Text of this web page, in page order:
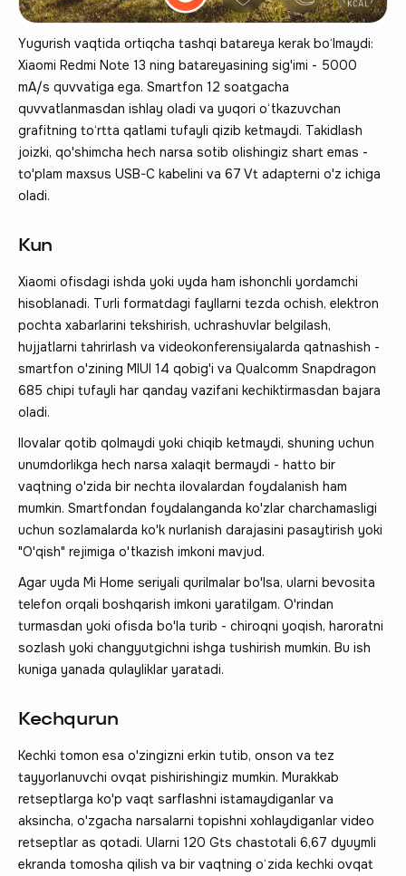
Yugurish vaqtida ortiqcha tashqi batareya kerak bo‘lmaydi:
Xiaomi Redmi Note 13 ning batareyasining sig'imi - 5000
mA/s quvvatiga ega. Smartfon 12 soatgacha
quvvatlanmasdan ishlay oladi va yuqori o‘tkazuvchan
grafitning to‘rtta qatlami tufayli qizib ketmaydi. Takidlash
joizki, qo'shimcha hech narsa sotib olishingiz shart emas -
to'plam maxsus USB-C kabelini va 67 Vt adapterni o'z ichiga
oladi.
Kun
Xiaomi ofisdagi ishda yoki uyda ham ishonchli yordamchi
hisoblanadi. Turli formatdagi fayllarni tezda ochish, elektron
pochta xabarlarini tekshirish, uchrashuvlar belgilash,
hujjatlarni tahrirlash va videokonferensiyalarda qatnashish -
smartfon o'zining MIUI 14 qobig'i va Qualcomm Snapdragon
685 chipi tufayli har qanday vazifani kechiktirmasdan bajara
oladi.
Ilovalar qotib qolmaydi yoki chiqib ketmaydi, shuning uchun
unumdorlikga hech narsa xalaqit bermaydi - hatto bir
vaqtning o'zida bir nechta ilovalardan foydalanish ham
mumkin. Smartfondan foydalanganda ko'zlar charchamasligi
uchun sozlamalarda ko'k nurlanish darajasini pasaytirish yoki
"O'qish" rejimiga o'tkazish imkoni mavjud.
Agar uyda Mi Home seriyali qurilmalar bo'lsa, ularni bevosita
telefon orqali boshqarish imkoni yaratilgam. O'rindan
turmasdan yoki ofisda bo'la turib - chiroqni yoqish, haroratni
sozlash yoki changyutgichni ishga tushirish mumkin. Bu ish
kuniga yanada qulayliklar yaratadi.
Kechqurun
Kechki tomon esa o'zingizni erkin tutib, onson va tez
tayyorlanuvchi ovqat pishirishingiz mumkin. Murakkab
retseptlarga ko'p vaqt sarflashni istamaydiganlar va
aksincha, o'zgacha narsalarni topishni xohlaydiganlar video
retseptlar as qotadi. Ularni 120 Gts chastotali 6,67 dyuymli
ekranda tomosha qilish va bir vaqtning o‘zida kechki ovqat